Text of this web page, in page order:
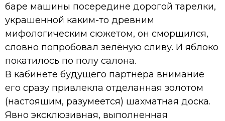
баре машины посередине дорогой тарелки,
украшенной каким-то древним
мифологическим сюжетом, он сморщился,
словно попробовал зелёную сливу. И яблоко
покатилось по полу салона.
В кабинете будущего партнёра внимание
его сразу привлекла отделанная золотом
(настоящим, разумеется) шахматная доска.
Явно эксклюзивная, выполненная